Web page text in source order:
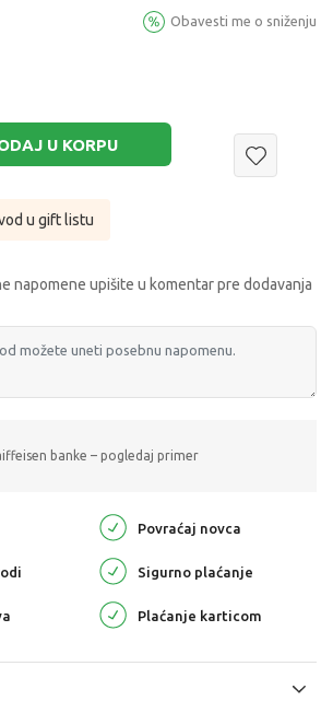
Obavesti me o sniženju
U KORPU
u gift listu
napomene upišite u komentar pre dodavanja
banke – pogledaj primer
Povraćaj novca
Sigurno plaćanje
Plaćanje karticom